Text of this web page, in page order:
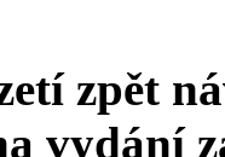
zpět
vydání